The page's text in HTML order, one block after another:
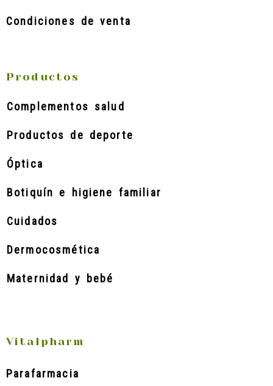
Condiciones de venta
Productos
Complementos salud
Productos de deporte
Óptica
Botiquín e higiene familiar
Cuidados
Dermocosmética
Maternidad y bebé
Vitalpharm
Parafarmacia